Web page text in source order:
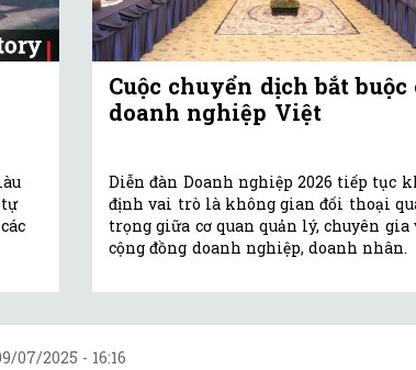
Cuộc chuyển dịch bắt buộc
doanh nghiệp Việt
Diễn đàn Doanh nghiệp 2026 tiếp tục
định vai trò là không gian đối thoại
trọng giữa cơ quan quản lý, chuyên gia
cộng đồng doanh nghiệp, doanh nhân.
07/2025 - 16:16